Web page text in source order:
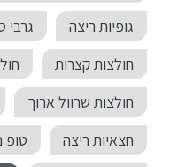
גופיות ריצה
גרבי
חולצות קצרות
חולצות שרוול ארוך
חצאיות ריצה
טופ